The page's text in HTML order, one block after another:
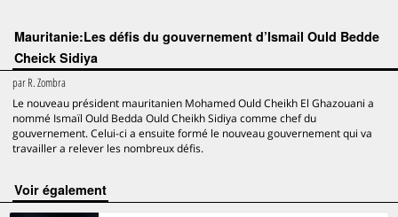
Mauritanie:Les défis du gouvernement d’Ismail Ould Bedde
Cheick Sidiya
parR. Zombra
Le nouveau président mauritanien Mohamed Ould Cheikh El Ghazouani a
nommé Ismaïl Ould Bedda Ould Cheikh Sidiya comme chef du
gouvernement. Celui-ci a ensuite formé le nouveau gouvernement qui va
travailler a relever les nombreux défis.
voir également